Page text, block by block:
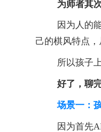
为师者其
因为人的
己的棋风特点
所以孩子
好了，聊
场景一：
因为首先